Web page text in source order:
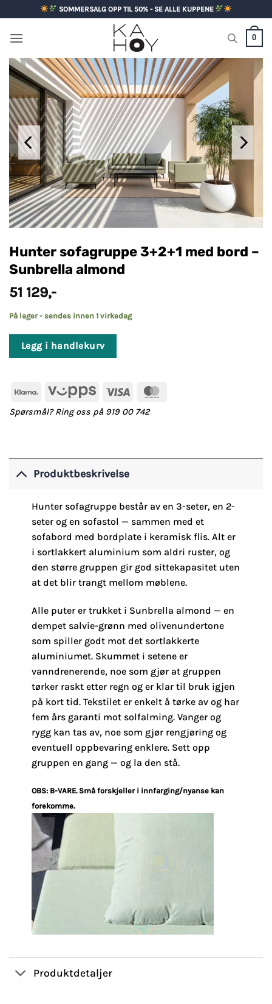
to
content
SOMMERSALG OPP TIL 50% - SE ALLE KUPPENE
0
Hunter sofagruppe 3+2+1 med bord –
Sunbrella almond
51 129,-
På lager - sendes innen 1 virkedag
Legg i handlekurv
Klarna Vipps Visa
Spørsmål? Ring oss på 919 00 742
Produktbeskrivelse
Hunter sofagruppe består av en 3-seter, en 2-
seter og en sofastol — sammen med et
sofabord med bordplate i keramisk flis. Alt er
i sortlakkert aluminium som aldri ruster, og
den større gruppen gir god sittekapasitet uten
at det blir trangt mellom møblene.
Alle puter er trukket i Sunbrella almond — en
dempet salvie-grønn med olivenundertone
som spiller godt mot det sortlakkerte
aluminiumet. Skummet i setene er
vanndrenerende, noe som gjør at gruppen
tørker raskt etter regn og er klar til bruk igjen
på kort tid. Tekstilet er enkelt å tørke av og har
fem års garanti mot solfalming. Vanger og
rygg kan tas av, noe som gjør rengjøring og
eventuell oppbevaring enklere. Sett opp
gruppen en gang — og la den stå.
OBS: B-VARE. Små forskjeller i innfarging/nyanse kan
forekomme.
Produktdetaljer